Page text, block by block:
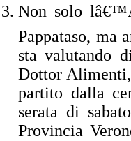
Non solo
Pappataso, ma
sta valutando
Dottor
partito dalla
serata di
Provincia